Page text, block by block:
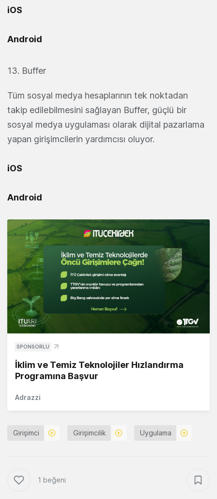
iOS
Android
13. Buffer
Tüm sosyal medya hesaplarının tek noktadan
takip edilebilmesini sağlayan Buffer, güçlü bir
sosyal medya uygulaması olarak dijital pazarlama
yapan girişimcilerin yardımcısı oluyor.
iOS
Android
SPONSORLU
İklim ve Temiz Teknolojiler Hızlandırma
Programına Başvur
Adrazzi
Girişimci Girişimcilik Uygulama
1 beğeni